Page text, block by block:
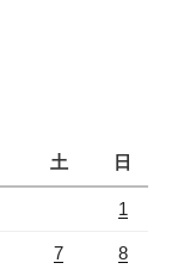
土 日
1
7 8